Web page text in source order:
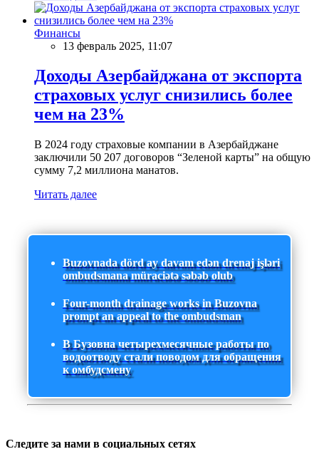
Финансы
13 февраль 2025, 11:07
Доходы Азербайджана от экспорта
страховых услуг снизились более
чем на 23%
В 2024 году страховые компании в Азербайджане
заключили 50 207 договоров “Зеленой карты” на общую
сумму 7,2 миллиона манатов.
Читать далее
Buzovnada dörd ay davam edən drenaj işləri
ombudsmana müraciətə səbəb olub
Four-month drainage works in Buzovna
prompt an appeal to the ombudsman
В Бузовна четырехмесячные работы по
водоотводу стали поводом для обращения
к омбудсмену
Следите за нами в социальных сетях